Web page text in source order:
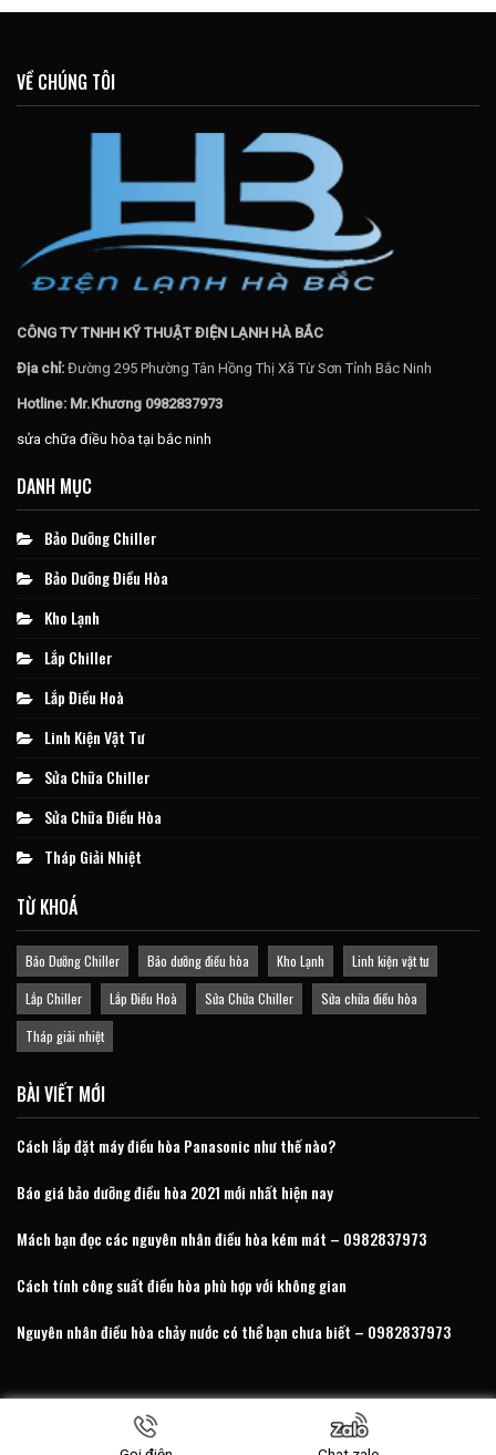
VỀ CHÚNG TÔI
CÔNG TY TNHH KỸ THUẬT ĐIỆN LẠNH HÀ BẮC
Địa chỉ: Đường 295 Phường Tân Hồng Thị Xã Từ Sơn Tỉnh Bắc Ninh
Hotline: Mr.Khương 0982837973
sửa chữa điều hòa tại bắc ninh
DANH MỤC
Bảo Dưỡng Chiller
Bảo Dưỡng Điều Hòa
Kho Lạnh
Lắp Chiller
Lắp Điều Hoà
Linh Kiện Vật Tư
Sửa Chữa Chiller
Sửa Chữa Điều Hòa
Tháp Giải Nhiệt
TỪ KHOÁ
Bảo Dưỡng Chiller Bảo dưỡng điều hòa Kho Lạnh
Linh kiện vật tư
Lắp Chiller
Lắp Điều Hoà Sửa Chữa Chiller
Sửa chữa điều hòa
Tháp giải nhiệt
BÀI VIẾT MỚI
Cách lắp đặt máy điều hòa Panasonic như thế nào?
Báo giá bảo dưỡng điều hòa 2021 mới nhất hiện nay
Mách bạn đọc các nguyên nhân điều hòa kém mát – 0982837973
Cách tính công suất điều hòa phù hợp với không gian
Nguyên nhân điều hòa chảy nước có thể bạn chưa biết – 0982837973
© 2026 - Điện Lạnh Hà Bắc Sửa Chữa Bảo Dưỡng Lắp Đặt Chiller.